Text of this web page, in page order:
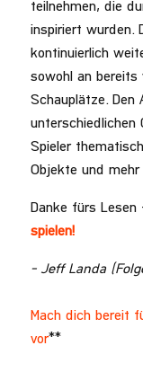
teilnehmen, die
inspiriert wurden.
kontinuierlich
sowohl an bereits
Schauplätze. Den
unterschiedlichen
Spieler
Objekte und mehr
Danke fürs Lesen
spielen!
- Jeff Landa
Mach dich bereit
vor**